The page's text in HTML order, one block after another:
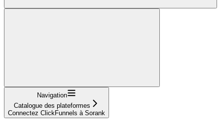
Navigation
Catalogue des plateformes
Connectez ClickFunnels à Sorank